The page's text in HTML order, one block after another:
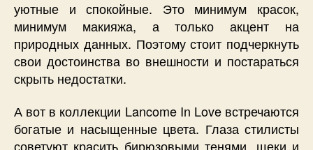
уютные и спокойные. Это минимум красок,
минимум макияжа, а только акцент на
природных данных. Поэтому стоит подчеркнуть
свои достоинства во внешности и постараться
скрыть недостатки.
А вот в коллекции Lancome In Love встречаются
богатые и насыщенные цвета. Глаза стилисты
советуют красить бирюзовыми тенями, щеки и